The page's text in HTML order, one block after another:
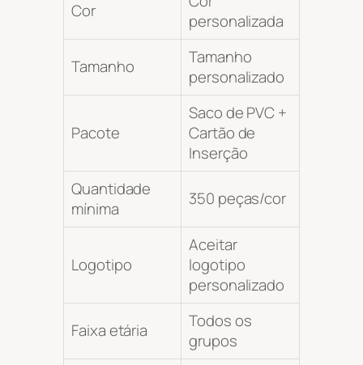
Cor
personalizada
Tamanho
Tamanho
personalizado
Pacote
Saco de PVC +
Cartão de
Inserção
Quantidade
mínima
350 peças/cor
Logotipo
Aceitar
logotipo
personalizado
Faixa etária
Todos os
grupos